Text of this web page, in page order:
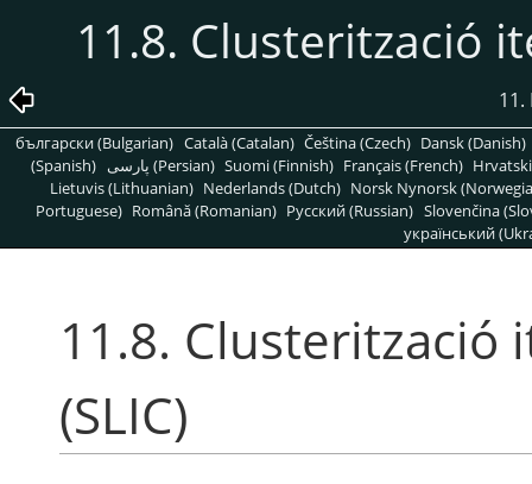
11.8. Clusterització
български (Bulgarian) Català (Catalan) Čeština (Czech) Dansk (Danish)
(Spanish)
پارسی (Persian) Suomi (Finnish) Français (French)
Lietuvis (Lithuanian) Nederlands (Dutch) Norsk Nynorsk
Portuguese) Română (Romanian) Pусский (Russian) Slovenčina
український
11.8.
(SLIC)